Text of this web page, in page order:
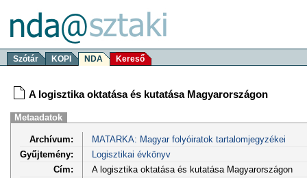
Szótár KOPI NDA Kereső
A logisztika oktatása és kutatása Magyarországon
Metaadatok
Archívum:
MATARKA: Magyar folyóiratok tartalomjegyzékei
Gyűjtemény:
Logisztikai évkönyv
Cím:
A logisztika oktatása és kutatása Magyarországon